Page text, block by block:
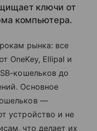
ключи от
компьютера.
рынка: все
OneKey, Ellipal и
кошельков до
Основное
—
устройство и не
что делает их